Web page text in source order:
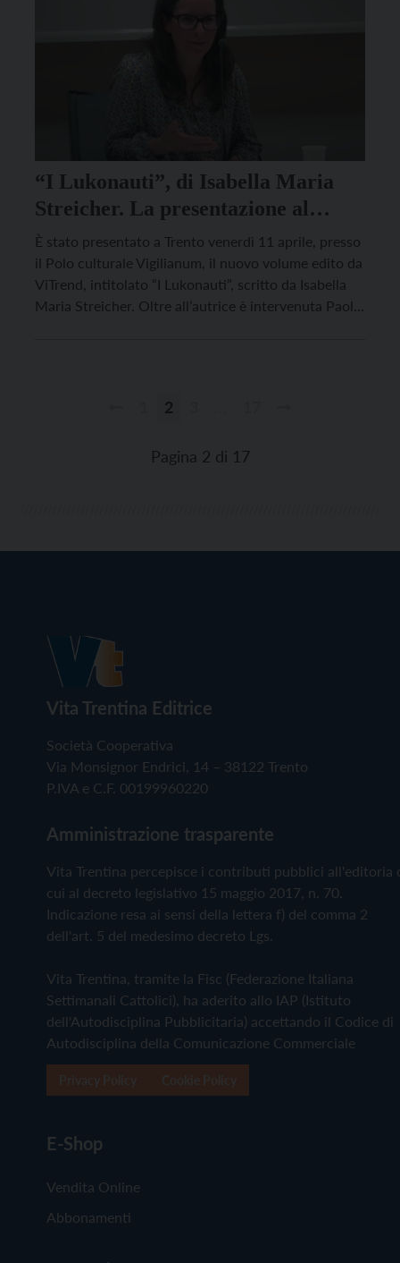
“I Lukonauti”, di Isabella Maria
Streicher. La presentazione al
Vigilianum
È stato presentato a Trento venerdì 11 aprile, presso
il Polo culturale Vigilianum, il nuovo volume edito da
ViTrend, intitolato “I Lukonauti”, scritto da Isabella
Maria Streicher. Oltre all’autrice è intervenuta Paola
articoli
2
Pagina 2 di 17
Vita Trentina Editrice
Società Cooperativa
Via Monsignor Endrici, 14 – 38122 Trento
P.IVA e C.F. 00199960220
Amministrazione trasparente
Vita Trentina percepisce i contributi pubblici all'editoria
cui al decreto legislativo 15 maggio 2017, n. 70.
Indicazione resa ai sensi della lettera f) del comma 2
dell'art. 5 del medesimo decreto Lgs.
Vita Trentina, tramite la Fisc (Federazione Italiana
Settimanali Cattolici), ha aderito allo IAP (Istituto
dell'Autodisciplina Pubblicitaria) accettando il Codice di
Autodisciplina della Comunicazione Commerciale
E-Shop
Vendita Online
Abbonamenti